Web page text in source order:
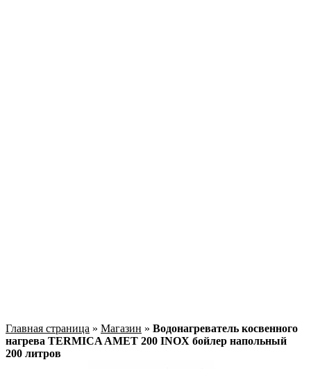
Главная страница » Магазин » Водонагреватель косвенного
нагрева TERMICA AMET 200 INOX бойлер напольный
200 литров